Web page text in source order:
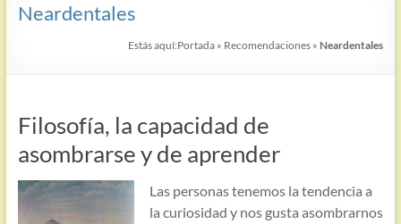
Neardentales
Estás aquí:Portada » Recomendaciones » Neardentales
Filosofía, la capacidad de
asombrarse y de aprender
Las personas tenemos la tendencia a
la curiosidad y nos gusta asombrarnos